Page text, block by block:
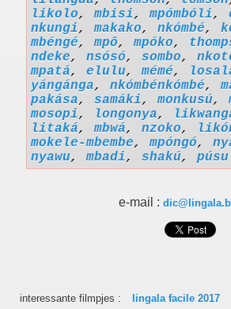
likolo,mbisi,mpómbóli,
nkungi,makako, nkómbé,
mbéngé,mpô,mpóko,
ndeke, nsósó, sombo,
mpatá, elulu,mémé,
yángánga, nkómbénkómbé,
pakása, samáki,monkusú,
mosopi, longonya,
litaká,mbwá, nzoko,
mokele-mbembe,mpóngó,
nyawu,mbadi, shakú, púsu
e-mail :
interessante filmpjes : lingala facile 2017